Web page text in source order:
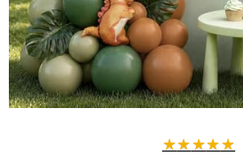
★★★★★